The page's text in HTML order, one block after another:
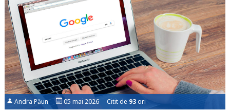
Andra Păun 05 mai 2026 Citit de 93ori